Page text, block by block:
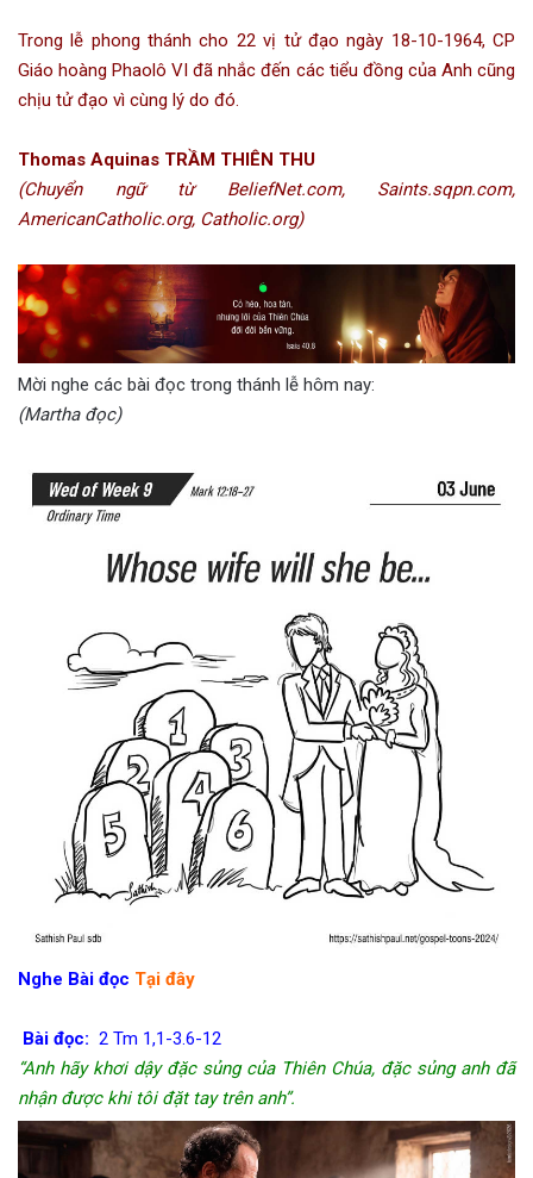
Trong lễ phong thánh cho 22 vị tử đạo ngày 18-10-1964, CP
Giáo hoàng Phaolô VI đã nhắc đến các tiểu đồng của Anh cũng
chịu tử đạo vì cùng lý do đó.
Thomas Aquinas TRẦM THIÊN THU
(Chuyển ngữ từ BeliefNet.com, Saints.sqpn.com,
AmericanCatholic.org, Catholic.org)
Mời nghe các bài đọc trong thánh lễ hôm nay:
(Martha đọc)
Nghe Bài đọc Tại đây
Bài đọc: 2 Tm 1,1-3.6-12
“Anh hãy khơi dậy đặc sủng của Thiên Chúa, đặc sủng anh đã
nhận được khi tôi đặt tay trên anh”.